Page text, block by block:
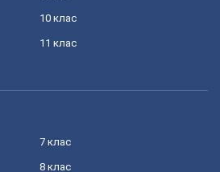
10 клас
11 клас
7 клас
8 клас